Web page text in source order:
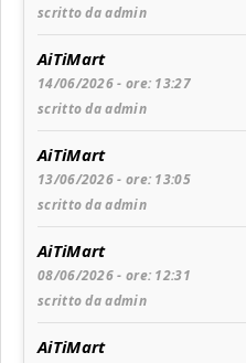
scritto da admin
AiTiMart
14/06/2026 - ore: 13:27
scritto da admin
AiTiMart
13/06/2026 - ore: 13:05
scritto da admin
AiTiMart
08/06/2026 - ore: 12:31
scritto da admin
AiTiMart